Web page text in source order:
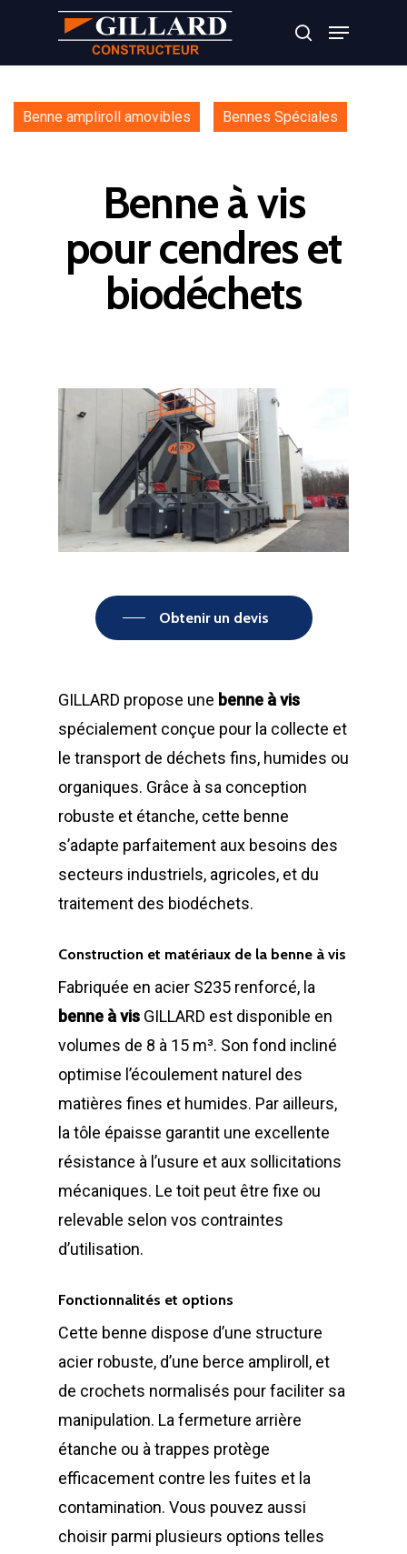
Appuyer sur Entrer ou ESC pour fermer
Benne ampliroll amovibles Bennes Spéciales
Benne à vis
pour cendres et
biodéchets
Obtenir un devis
GILLARD propose une benne à vis
spécialement conçue pour la collecte et
le transport de déchets fins, humides ou
organiques. Grâce à sa conception
robuste et étanche, cette benne
s’adapte parfaitement aux besoins des
secteurs industriels, agricoles, et du
traitement des biodéchets.
Construction et matériaux de la benne à vis
Fabriquée en acier S235 renforcé, la
benne à vis GILLARD est disponible en
volumes de 8 à 15 m³. Son fond incliné
optimise l’écoulement naturel des
matières fines et humides. Par ailleurs,
la tôle épaisse garantit une excellente
résistance à l’usure et aux sollicitations
mécaniques. Le toit peut être fixe ou
relevable selon vos contraintes
d’utilisation.
Fonctionnalités et options
Cette benne dispose d’une structure
acier robuste, d’une berce ampliroll, et
de crochets normalisés pour faciliter sa
manipulation. La fermeture arrière
étanche ou à trappes protège
efficacement contre les fuites et la
contamination. Vous pouvez aussi
choisir parmi plusieurs options telles